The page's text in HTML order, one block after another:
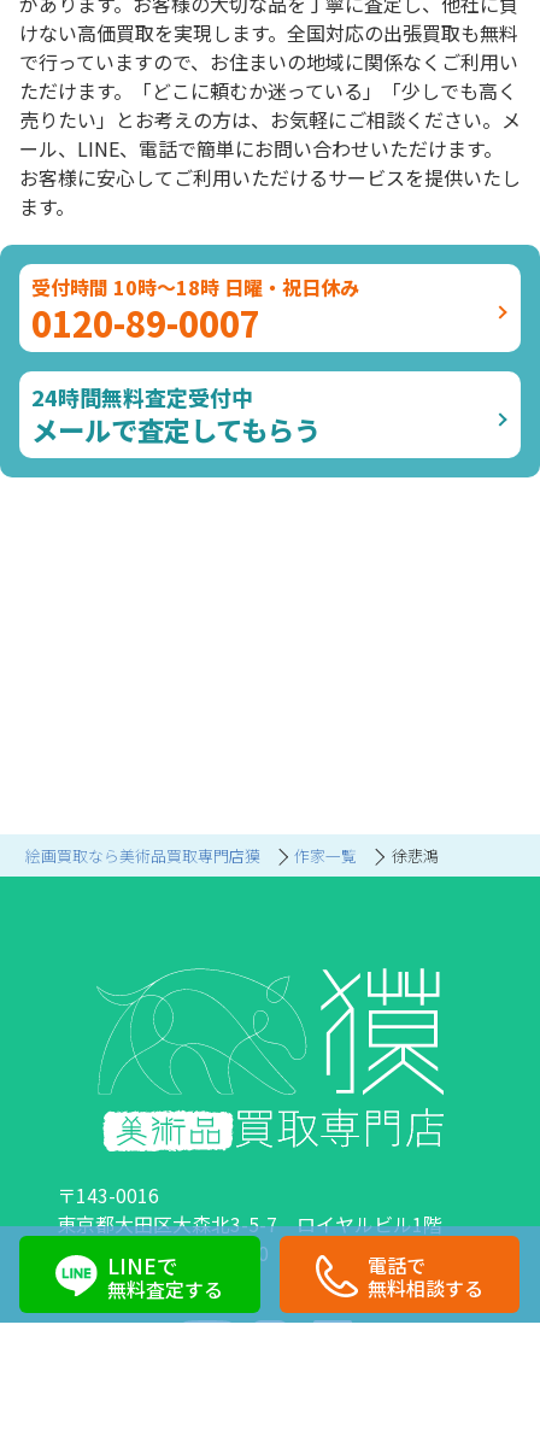
LINEで
無料査定する
電話で
無料相談する
絵画買取なら美術品買取専門店獏 作家一覧 徐悲鴻
けない高価買取を実現します。全国対応の出張買取も無料
で行っていますので、お住まいの地域に関係なくご利用い
ただけます。「どこに頼むか迷っている」「少しでも高く
売りたい」とお考えの方は、お気軽にご相談ください。メ
ール、LINE、電話で簡単にお問い合わせいただけます。
お客様に安心してご利用いただけるサービスを提供いたし
ます。
受付時間 10時～18時 日曜・祝日休み
0120-89-0007
24時間無料査定受付中
メールで査定してもらう
〒143-0016
東京都大田区大森北3-5-7 ロイヤルビル1階
営業時間：10:00～18:00 定休日：日曜日・祝日
0120-89-0007 03-6423-1033